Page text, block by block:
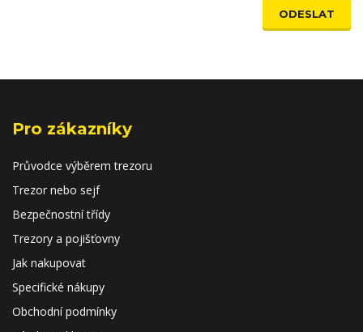
ODESLAT
Pro zákazníky
Průvodce výběrem trezoru
Trezor nebo sejf
Bezpečnostní třídy
Trezory a pojišťovny
Jak nakupovat
Specifické nákupy
Obchodní podmínky